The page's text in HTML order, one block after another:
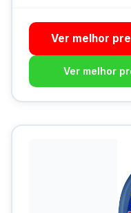
Ver melhor
Ver melhor